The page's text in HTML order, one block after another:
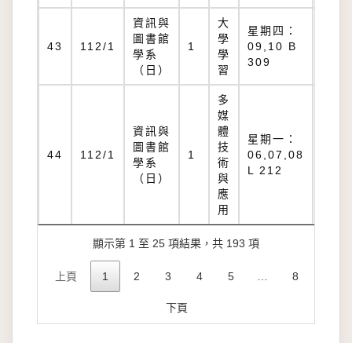
43 112/1
資訊與
圖書館
學系
（日）
1
大
學
學
習
星期四：
09,10 B
309
44 112/1
資訊與
圖書館
學系
（日）
1
多
媒
體
技
術
與
應
用
星期一：
06,07,08
L 212
顯示第 1 至 25 項結果，共 193 項
上頁 1 2 3 4 5 8
下頁